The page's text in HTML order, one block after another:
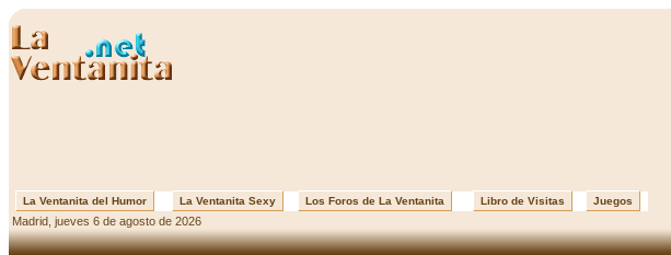
La Ventanita del Humor La Ventanita Sexy Los Foros de La Ventanita Libro de Visitas Juegos
Madrid, jueves 6 de agosto de 2026